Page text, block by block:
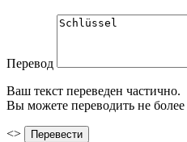
Перевод
Ваш текст переведен частично.
Вы можете переводить не более
<>